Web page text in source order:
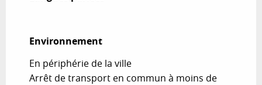
Environnement
Environnement
En périphérie de la ville
Arrêt de transport en commun à moins de